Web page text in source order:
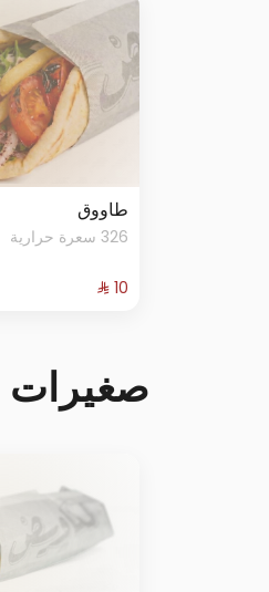
طاووق
326 سعرة حرارية
صغيرات